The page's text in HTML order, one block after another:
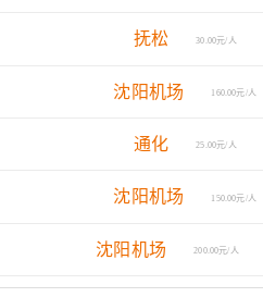
抚松 30.00元/人
沈阳机场 160.00元/人
通化 25.00元/人
沈阳机场 150.00元/人
沈阳机场 200.00元/人